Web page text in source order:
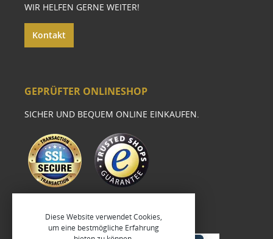
WIR HELFEN GERNE WEITER!
Kontakt
GEPRÜFTER ONLINESHOP
SICHER UND BEQUEM ONLINE EINKAUFEN.
Diese Website verwendet Cookies,
um eine bestmögliche Erfahrung